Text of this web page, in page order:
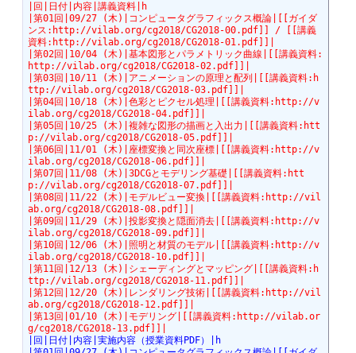
|回|日付|内容|講義資料|h
|第01回|09/27 (木)|コンピュータグラフィックス概論|[[ガイダ
ンス:http://vilab.org/cg2018/CG2018-00.pdf]] / [[講義
資料:http://vilab.org/cg2018/CG2018-01.pdf]]|
|第02回|10/04 (木)|基本図形とパラメトリック曲線|[[講義資料:
http://vilab.org/cg2018/CG2018-02.pdf]]|
|第03回|10/11 (木)|アニメーションの原理と配列|[[講義資料:h
ttp://vilab.org/cg2018/CG2018-03.pdf]]|
|第04回|10/18 (木)|色彩とピクセル処理|[[講義資料:http://v
ilab.org/cg2018/CG2018-04.pdf]]|
|第05回|10/25 (木)|複雑な図形の描画と入出力|[[講義資料:htt
p://vilab.org/cg2018/CG2018-05.pdf]]|
|第06回|11/01 (木)|座標変換と同次座標|[[講義資料:http://v
ilab.org/cg2018/CG2018-06.pdf]]|
|第07回|11/08 (木)|3DCGとモデリング基礎|[[講義資料:htt
p://vilab.org/cg2018/CG2018-07.pdf]]|
|第08回|11/22 (木)|モデルビュー変換|[[講義資料:http://vil
ab.org/cg2018/CG2018-08.pdf]]|
|第09回|11/29 (木)|投影変換と隠面消去|[[講義資料:http://v
ilab.org/cg2018/CG2018-09.pdf]]|
|第10回|12/06 (木)|照明と材質のモデル|[[講義資料:http://v
ilab.org/cg2018/CG2018-10.pdf]]|
|第11回|12/13 (木)|シェーディングとマッピング|[[講義資料:h
ttp://vilab.org/cg2018/CG2018-11.pdf]]|
|第12回|12/20 (木)|レンダリング技術|[[講義資料:http://vil
ab.org/cg2018/CG2018-12.pdf]]|
|第13回|01/10 (木)|モデリング|[[講義資料:http://vilab.or
g/cg2018/CG2018-13.pdf]]|
|回|日付|内容|実施内容（授業資料PDF）|h